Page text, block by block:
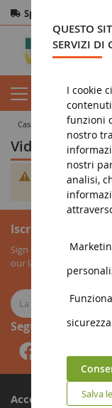
Spedizione gratuita
Resi entro 14 giorni
casa militarietà
video e DVD
Non è stato
selezione.
Iscrizione alla
Sign up for our
our latest news about
Seguici
Account
QUESTO
SERVIZI DI
I cookie
funzioni
nostro
nostri
analisi,
sicurezza
Salva